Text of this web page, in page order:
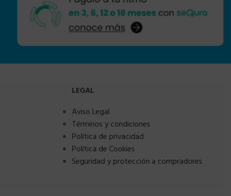
LEGAL
Aviso Legal
Términos y condiciones
Política de privacidad
Política de Cookies
Seguridad y protección a compradores